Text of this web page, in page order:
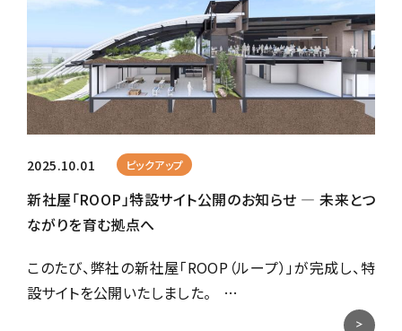
2025.10.01 ピックアップ
新社屋「ROOP」特設サイト公開のお知らせ ― 未来とつ
ながりを育む拠点へ
このたび、弊社の新社屋「ROOP（ループ）」が完成し、特
設サイトを公開いたしました。 …